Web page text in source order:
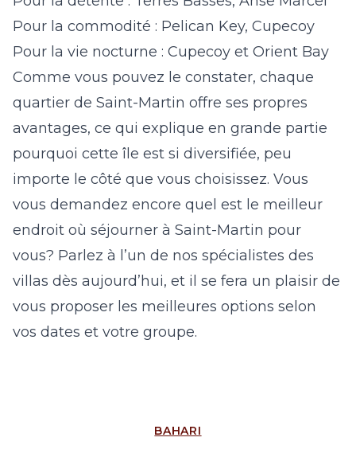
Pour la commodité : Pelican Key, Cupecoy
Pour la vie nocturne : Cupecoy et Orient Bay
Comme vous pouvez le constater, chaque
quartier de Saint-Martin offre ses propres
avantages, ce qui explique en grande partie
pourquoi cette île est si diversifiée, peu
importe le côté que vous choisissez. Vous
vous demandez encore quel est le meilleur
endroit où séjourner à Saint-Martin pour
vous? Parlez à l’un de nos spécialistes des
villas dès aujourd’hui, et il se fera un plaisir de
vous proposer les meilleures options selon
vos dates et votre groupe.
BAHARI